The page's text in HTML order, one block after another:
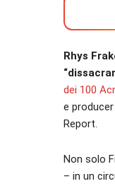
Rhys
dei 100
e
Report.
Non solo
– in un